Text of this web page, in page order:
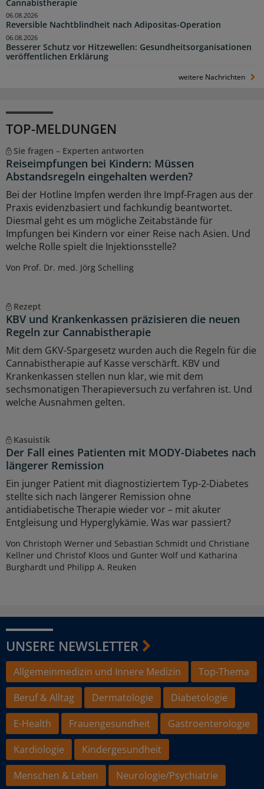
Cannabistherapie
Reversible Nachtblindheit nach Adipositas-Operation
06.08.2026
Besserer Schutz vor Hitzewellen: Gesundheitsorganisationen
veröffentlichen Erklärung
06.08.2026
weitere Nachrichten
TOP-MELDUNGEN
Sie fragen – Experten antworten
Reiseimpfungen bei Kindern: Müssen
Abstandsregeln eingehalten werden?
Bei der Hotline Impfen werden Ihre Impf-Fragen aus der
Praxis evidenzbasiert und fachkundig beantwortet.
Diesmal geht es um mögliche Zeitabstände für
Impfungen bei Kindern vor einer Reise nach Asien. Und
welche Rolle spielt die Injektionsstelle?
Von Prof. Dr. med. Jörg Schelling
Rezept
KBV und Krankenkassen präzisieren die neuen
Regeln zur Cannabistherapie
Mit dem GKV-Spargesetz wurden auch die Regeln für die
Cannabistherapie auf Kasse verschärft. KBV und
Krankenkassen stellen nun klar, wie mit dem
sechsmonatigen Therapieversuch zu verfahren ist. Und
welche Ausnahmen gelten.
Kasuistik
Der Fall eines Patienten mit MODY-Diabetes nach
längerer Remission
Ein junger Patient mit diagnostiziertem Typ-2-Diabetes
stellte sich nach längerer Remission ohne
antidiabetische Therapie wieder vor – mit akuter
Entgleisung und Hyperglykämie. Was war passiert?
Von Christoph Werner und Sebastian Schmidt und Christiane
Kellner und Christof Kloos und Gunter Wolf und Katharina
Burghardt und Philipp A. Reuken
UNSERE NEWSLETTER
Allgemeinmedizin und Innere Medizin
Top-Thema
Beruf & Alltag
Dermatologie
Diabetologie
E-Health
Frauengesundheit
Gastroenterologie
Kardiologie
Kindergesundheit
Menschen & Leben
Neurologie/Psychiatrie